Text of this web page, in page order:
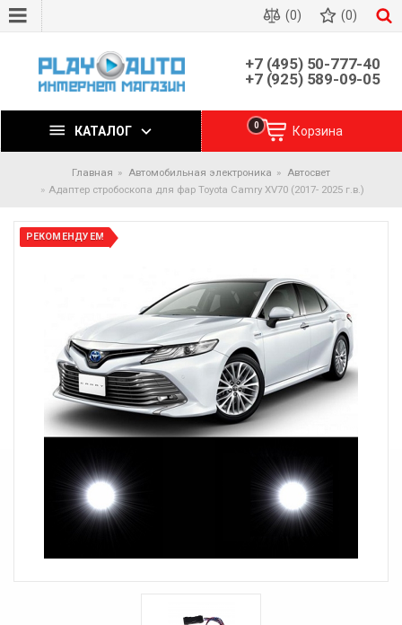
(0) (0)
+7 (495) 50-777-40
+7 (925) 589-09-05
КАТАЛОГ Корзина
0
Главная Автомобильная электроника
Автосвет
Адаптер стробоскопа для фар Toyota Camry XV70 (2017- 2025 г.в.)
РЕКОМЕНДУЕМ